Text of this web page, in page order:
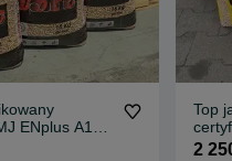
ENplus A1
Plus 0,4%
Top
2